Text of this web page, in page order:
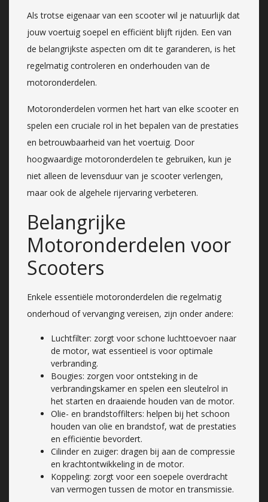
Als trotse eigenaar van een scooter wil je natuurlijk dat
jouw voertuig soepel en efficiënt blijft rijden. Een van
de belangrijkste aspecten om dit te garanderen, is het
regelmatig controleren en onderhouden van de
motoronderdelen.
Motoronderdelen vormen het hart van elke scooter en
spelen een cruciale rol in het bepalen van de prestaties
en betrouwbaarheid van het voertuig. Door
hoogwaardige motoronderdelen te gebruiken, kun je
niet alleen de levensduur van je scooter verlengen,
maar ook de algehele rijervaring verbeteren.
Belangrijke
Motoronderdelen voor
Scooters
Enkele essentiële motoronderdelen die regelmatig
onderhoud of vervanging vereisen, zijn onder andere:
Luchtfilter: zorgt voor schone luchttoevoer naar
de motor, wat essentieel is voor optimale
verbranding.
Bougies: zorgen voor ontsteking in de
verbrandingskamer en spelen een sleutelrol in
het starten en draaiende houden van de motor.
Olie- en brandstoffilters: helpen bij het schoon
houden van olie en brandstof, wat de prestaties
en efficiëntie bevordert.
Cilinder en zuiger: dragen bij aan de compressie
en krachtontwikkeling in de motor.
Koppeling: zorgt voor een soepele overdracht
van vermogen tussen de motor en transmissie.